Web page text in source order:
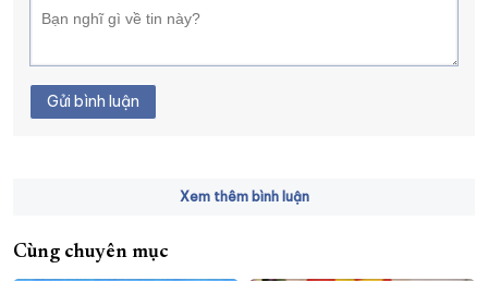
Gửi bình luận
Xem thêm bình luận
Cùng chuyên mục